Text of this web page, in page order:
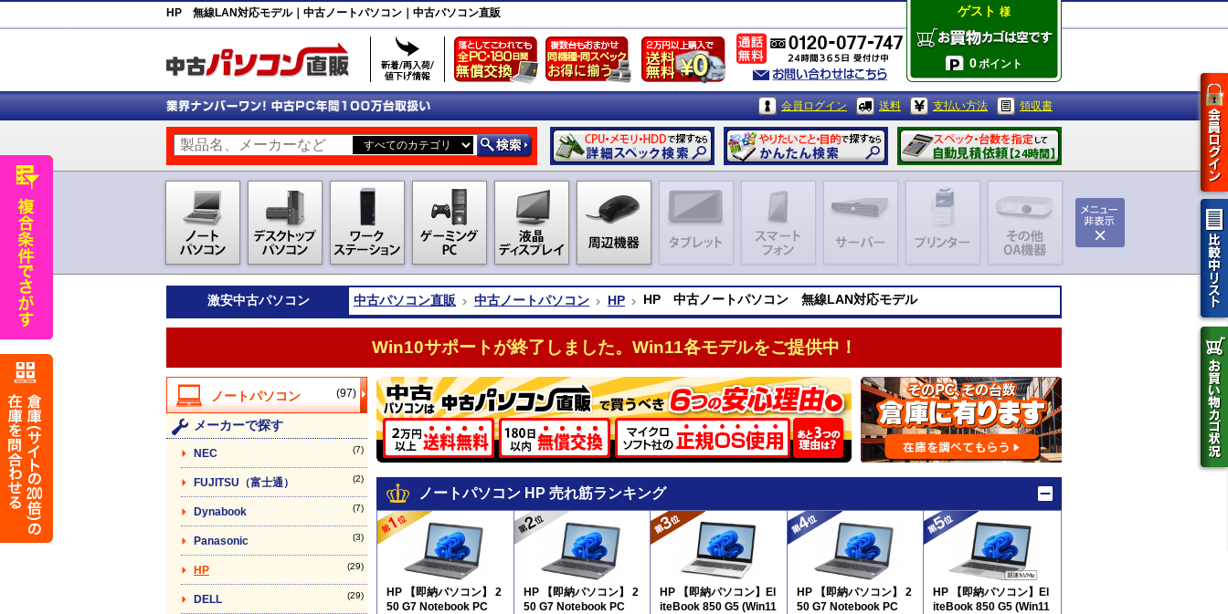
HP 無線LAN対応モデル｜中古ノートパソコン｜中古パソコン直販 ゲスト 様
0ポイント
会員ログイン 送料 支払い方法 領収書
激安中古パソコン 中古パソコン直販 中古ノートパソコン HP HP 中古ノートパソコン 無線LAN対応モデル
Win10サポートが終了しました。Win11各モデルをご提供中！
(97)
メーカーで探す
NEC (7)
FUJITSU（富士通） (2)
Dynabook (7)
Panasonic (3)
HP (29)
DELL (29)
ノートパソコン HP 売れ筋ランキング
HP 【即納パソコン】 2
50 G7 Notebook PC
HP 【即納パソコン】 2
50 G7 Notebook PC
HP 【即納パソコン】El
iteBook 850 G5 (Win11
HP 【即納パソコン】 2
50 G7 Notebook PC
HP 【即納パソコン】El
iteBook 850 G5 (Win11